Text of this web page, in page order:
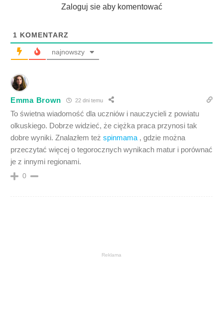
Zaloguj sie aby komentować
1 KOMENTARZ
najnowszy
Emma Brown 22 dni temu
To świetna wiadomość dla uczniów i nauczycieli z powiatu
olkuskiego. Dobrze widzieć, że ciężka praca przynosi tak
dobre wyniki. Znalazłem też spinmama , gdzie można
przeczytać więcej o tegorocznych wynikach matur i porównać
je z innymi regionami.
0
Reklama